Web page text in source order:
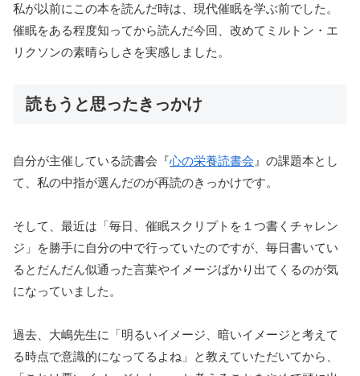
私が以前にこの本を読んだ時は、現代催眠を学ぶ前でした。
催眠をある程度知ってから読んだ今回、改めてミルトン・エ
リクソンの素晴らしさを実感しました。
読もうと思ったきっかけ
自分が主催している読書会『心の栄養読書会 』の課題本とし
て、私の中指が選んだのが再読のきっかけです。
そして、最近は「毎日、催眠スクリプトを１つ書くチャレン
ジ」を勝手に自分の中で行っていたのですが、毎日書いてい
るとだんだん似通った言葉やイメージばかり出てくるのが気
になっていました。
過去、大嶋先生に「明るいイメージ、暗いイメージと考えて
る時点で意識的になってるよね」と教えていただいてから、